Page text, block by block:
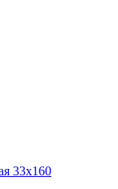
33х160